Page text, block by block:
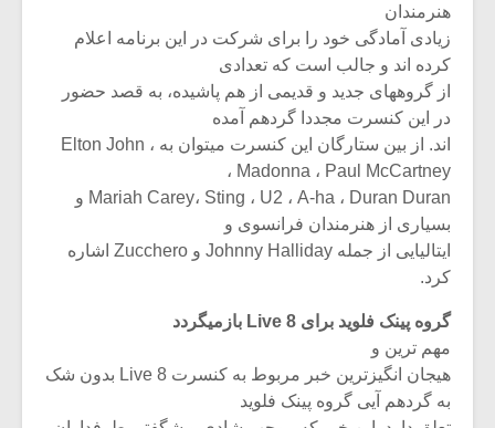
هنرمندان
زیادی آمادگی خود را برای شرکت در این برنامه اعلام
کرده اند و جالب است که تعدادی
از گروههای جدید و قدیمی از هم پاشیده، به قصد حضور
در این کنسرت مجددا گردهم آمده
اند. از بین ستارگان این کنسرت میتوان به Elton John ،
Madonna ، Paul McCartney ،
Mariah Carey، Sting ، U2 ، A-ha ، Duran Duran و
بسیاری از هنرمندان فرانسوی و
ایتالیایی از جمله Johnny Halliday و Zucchero اشاره
کرد.
گروه پینک فلوید برای Live 8 بازمیگردد
مهم ترین و
هیجان انگیزترین خبر مربوط به کنسرت Live 8 بدون شک
به گردهم آیی گروه پینک فلوید